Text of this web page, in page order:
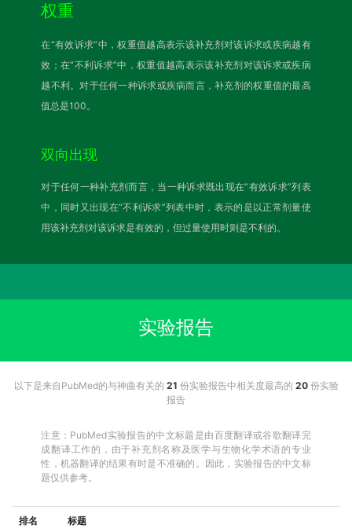
权重
在“有效诉求”中，权重值越高表示该补充剂对该诉求或疾病越有
效；在“不利诉求”中，权重值越高表示该补充剂对该诉求或疾病
越不利。对于任何一种诉求或疾病而言，补充剂的权重值的最高
值总是100。
双向出现
对于任何一种补充剂而言，当一种诉求既出现在“有效诉求”列表
中，同时又出现在“不利诉求”列表中时，表示的是以正常剂量使
用该补充剂对该诉求是有效的，但过量使用时则是不利的。
实验报告
以下是来自PubMed的与神曲有关的 21 份实验报告中相关度最高的 20份实验
报告
注意：PubMed实验报告的中文标题是由百度翻译或谷歌翻译完
成翻译工作的，由于补充剂名称及医学与生物化学术语的专业
性，机器翻译的结果有时是不准确的。因此，实验报告的中文标
题仅供参考。
排名 标题